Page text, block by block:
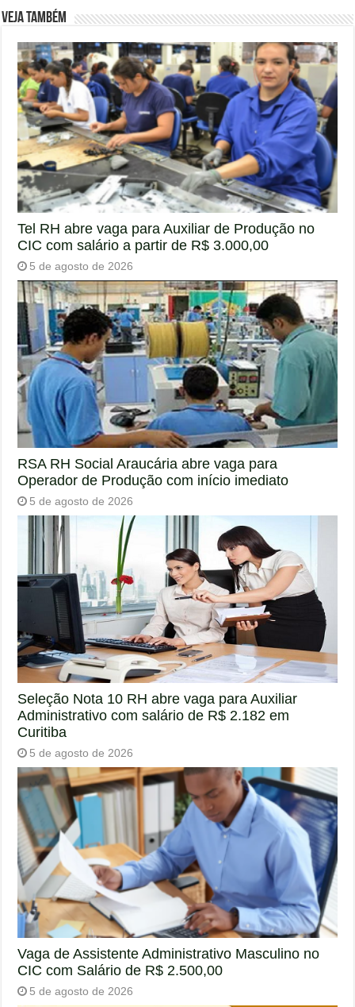
Veja também
Tel RH abre vaga para Auxiliar de Produção no
CIC com salário a partir de R$ 3.000,00
5 de agosto de 2026
RSA RH Social Araucária abre vaga para
Operador de Produção com início imediato
5 de agosto de 2026
Seleção Nota 10 RH abre vaga para Auxiliar
Administrativo com salário de R$ 2.182 em
Curitiba
5 de agosto de 2026
Vaga de Assistente Administrativo Masculino no
CIC com Salário de R$ 2.500,00
5 de agosto de 2026